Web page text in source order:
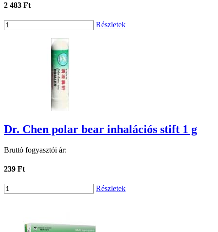
2 483 Ft
Részletek
Dr. Chen polar bear inhalációs stift 1 g
Bruttó fogyasztói ár:
239 Ft
Részletek